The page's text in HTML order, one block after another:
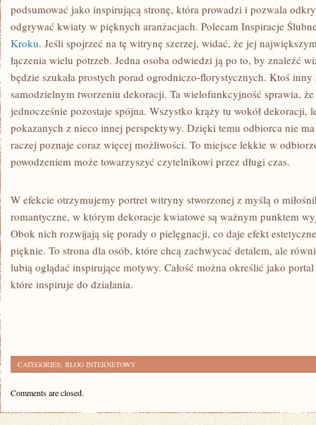
podsumować jako inspirującą stronę, która prowadzi i pozwala
odgrywać kwiaty w pięknych aranżacjach. Polecam Inspiracje
Kroku. Jeśli spojrzeć na tę witrynę szerzej, widać, że jej
łączenia wielu potrzeb. Jedna osoba odwiedzi ją po to, by znaleźć
będzie szukała prostych porad ogrodniczo-florystycznych. Ktoś
samodzielnym tworzeniu dekoracji. Ta wielofunkcyjność sprawia,
jednocześnie pozostaje spójna. Wszystko krąży tu wokół dekoracji,
pokazanych z nieco innej perspektywy. Dzięki temu odbiorca nie
raczej poznaje coraz więcej możliwości. To miejsce lekkie w
powodzeniem może towarzyszyć czytelnikowi przez długi czas.
W efekcie otrzymujemy portret witryny stworzonej z myślą o
romantyczne, w którym dekoracje kwiatowe są ważnym punktem
Obok nich rozwijają się porady o pielęgnacji, co daje efekt
pięknie. To strona dla osób, które chcą zachwycać detalem, ale
lubią oglądać inspirujące motywy. Całość można określić jako
które inspiruje do działania.
CATEGORIES: BLOG INTERNETOWY
Comments are closed.